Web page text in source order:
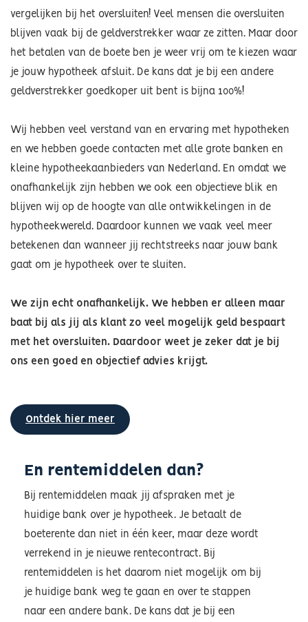
vergelijken bij het oversluiten! Veel mensen die oversluiten
blijven vaak bij de geldverstrekker waar ze zitten. Maar door
het betalen van de boete ben je weer vrij om te kiezen waar
je jouw hypotheek afsluit. De kans dat je bij een andere
geldverstrekker goedkoper uit bent is bijna 100%!
Wij hebben veel verstand van en ervaring met hypotheken
en we hebben goede contacten met alle grote banken en
kleine hypotheekaanbieders van Nederland. En omdat we
onafhankelijk zijn hebben we ook een objectieve blik en
blijven wij op de hoogte van alle ontwikkelingen in de
hypotheekwereld. Daardoor kunnen we vaak veel meer
betekenen dan wanneer jij rechtstreeks naar jouw bank
gaat om je hypotheek over te sluiten.
We zijn echt onafhankelijk. We hebben er alleen maar
baat bij als jij als klant zo veel mogelijk geld bespaart
met het oversluiten. Daardoor weet je zeker dat je bij
ons een goed en objectief advies krijgt.
Ontdek hier meer
En rentemiddelen dan?
Bij rentemiddelen maak jij afspraken met je
huidige bank over je hypotheek. Je betaalt de
boeterente dan niet in één keer, maar deze wordt
verrekend in je nieuwe rentecontract. Bij
rentemiddelen is het daarom niet mogelijk om bij
je huidige bank weg te gaan en over te stappen
naar een andere bank. De kans dat je bij een